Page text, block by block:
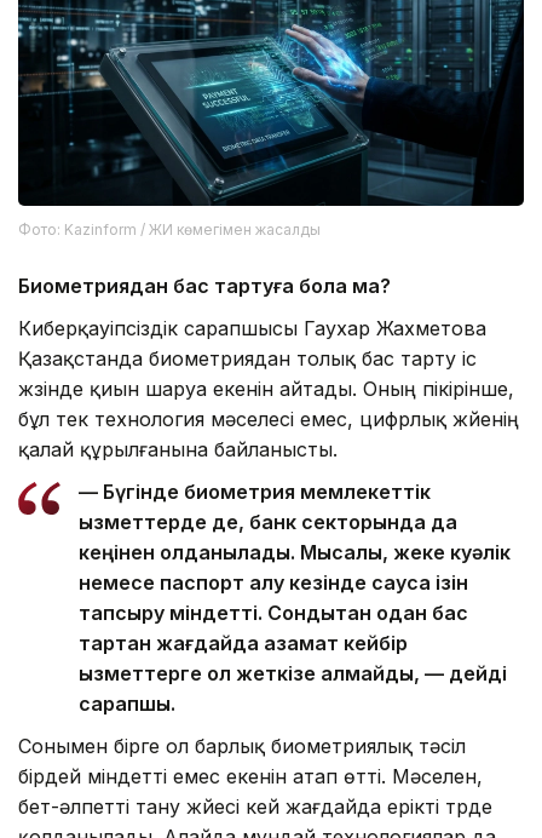
Фото: Kazinform / ЖИ көмегімен жасалды
Биометриядан бас тартуға бола ма?
Киберқауіпсіздік сарапшысы Гаухар Жахметова
Қазақстанда биометриядан толық бас тарту іс
жүзінде қиын шаруа екенін айтады. Оның пікірінше,
бұл тек технология мәселесі емес, цифрлық жүйенің
қалай құрылғанына байланысты.
— Бүгінде биометрия мемлекеттік
қызметтерде де, банк секторында да
кеңінен қолданылады. Мысалы, жеке куәлік
немесе паспорт алу кезінде саусақ ізін
тапсыру міндетті. Сондықтан одан бас
тартқан жағдайда азамат кейбір
қызметтерге қол жеткізе алмайды, — дейді
сарапшы.
Сонымен бірге ол барлық биометриялық тәсіл
бірдей міндетті емес екенін атап өтті. Мәселен,
бет-әлпетті тану жүйесі кей жағдайда ерікті түрде